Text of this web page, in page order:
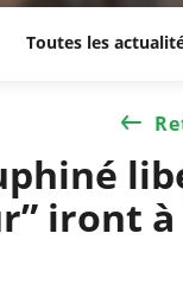
Toutes les
iront à